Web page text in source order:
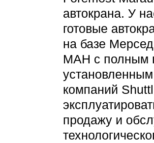
автокрана. У
готовые
на базе
МАН с полным
компаний
продажу и